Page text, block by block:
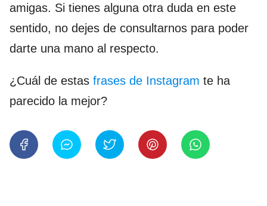
amigas. Si tienes alguna otra duda en este
sentido, no dejes de consultarnos para poder
darte una mano al respecto.
¿Cuál de estas frases de Instagram te ha
parecido la mejor?